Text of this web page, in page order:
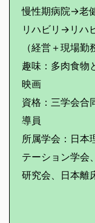
慢性期病院→老
リハビリ→リハ
（経営＋現場勤
趣味：多肉食物
映画
資格：三学会合
導員
所属学会：日本
テーション学会
研究会、日本離